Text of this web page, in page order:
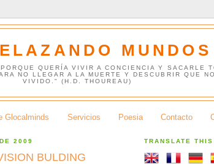
MUNDOS
QUERÍA VIVIR A CONCIENCIA Y SACARLE
NO LLEGAR A LA MUERTE Y DESCUBRIR QUE
VIVIDO." (H.D. THOUREAU)
Glocalminds Servicios Poesia Contacto
2009
BULDING
TRANSLATE